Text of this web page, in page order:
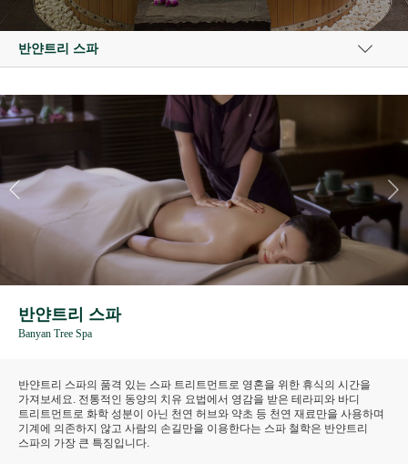
반얀트리 스파
반얀트리 스파
Banyan Tree Spa
반얀트리 스파의 품격 있는 스파 트리트먼트로 영혼을 위한 휴식의 시간을
가져보세요. 전통적인 동양의 치유 요법에서 영감을 받은 테라피와 바디
트리트먼트로 화학 성분이 아닌 천연 허브와 약초 등 천연 재료만을 사용하며
기계에 의존하지 않고 사람의 손길만을 이용한다는 스파 철학은 반얀트리
스파의 가장 큰 특징입니다.